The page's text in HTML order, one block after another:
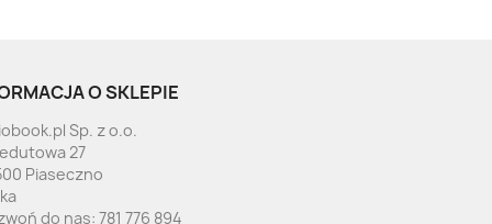
O SKLEPIE
Sp. z o.o.
27
Piaseczno
do nas: 781 776 894